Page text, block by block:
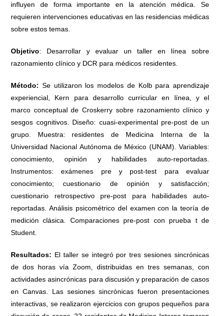
influyen de forma importante en la atención médica. Se
requieren intervenciones educativas en las residencias médicas
sobre estos temas.
Objetivo: Desarrollar y evaluar un taller en línea sobre
razonamiento clínico y DCR para médicos residentes.
Método: Se utilizaron los modelos de Kolb para aprendizaje
experiencial, Kern para desarrollo curricular en línea, y el
marco conceptual de Croskerry sobre razonamiento clínico y
sesgos cognitivos. Diseño: cuasi-experimental pre-post de un
grupo. Muestra: residentes de Medicina Interna de la
Universidad Nacional Autónoma de México (UNAM). Variables:
conocimiento, opinión y habilidades auto-reportadas.
Instrumentos: exámenes pre y post-test para evaluar
conocimiento; cuestionario de opinión y satisfacción;
cuestionario retrospectivo pre-post para habilidades auto-
reportadas. Análisis psicométrico del examen con la teoría de
medición clásica. Comparaciones pre-post con prueba t de
Student.
Resultados: El taller se integró por tres sesiones sincrónicas
de dos horas vía Zoom, distribuidas en tres semanas, con
actividades asincrónicas para discusión y preparación de casos
en Canvas. Las sesiones sincrónicas fueron presentaciones
interactivas, se realizaron ejercicios con grupos pequeños para